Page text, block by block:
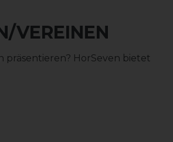
VEREINEN
HorSeven bietet